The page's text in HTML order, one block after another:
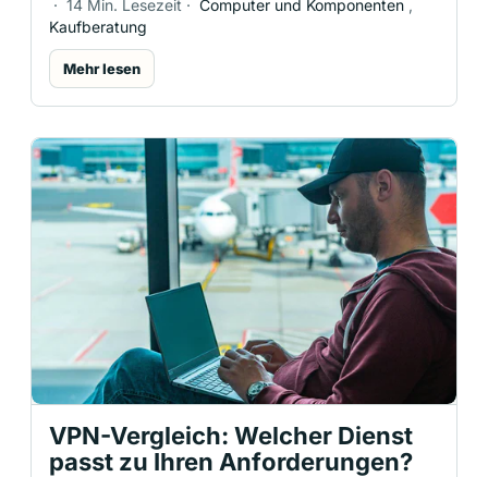
· 14 Min. Lesezeit · Computer und Komponenten ,
Kaufberatung
Mehr lesen
VPN-Vergleich: Welcher Dienst
passt zu Ihren Anforderungen?